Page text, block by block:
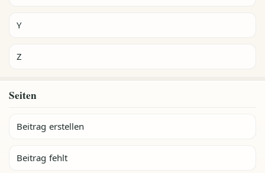
Y
Z
Seiten
Beitrag erstellen
Beitrag fehlt